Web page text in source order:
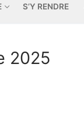
S’Y RENDRE
2025